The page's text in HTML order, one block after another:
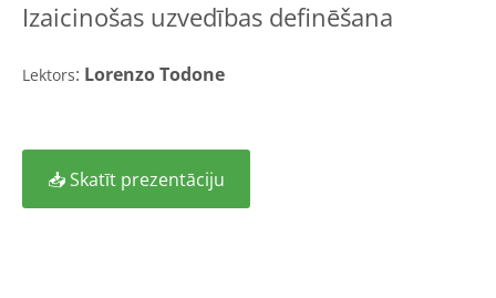
Izaicinošas uzvedības definēšana
Lektors: Lorenzo Todone
📥 Skatīt prezentāciju